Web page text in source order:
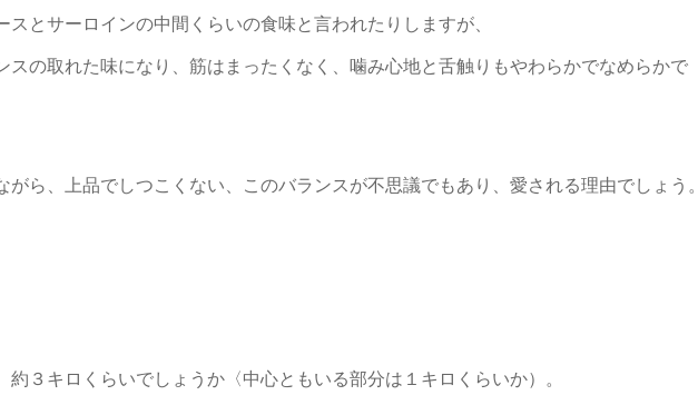
スとサーロインの中間くらいの食味と言われたりしますが、
スの取れた味になり、筋はまったくなく、噛み心地と舌触りもやわらかでなめらかで
がら、上品でしつこくない、このバランスが不思議でもあり、愛される理由でしょう。
約３キロくらいでしょうか〈中心ともいる部分は１キロくらいか）。